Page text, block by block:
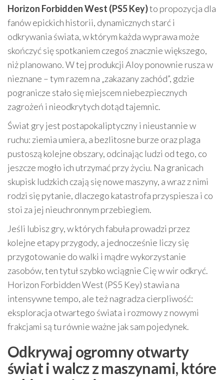
Horizon Forbidden West (PS5 Key)to propozycja dla
fanów epickich historii, dynamicznych starć i
odkrywania świata, w którym każda wyprawa może
skończyć się spotkaniem czegoś znacznie większego,
niż planowano. W tej produkcji Aloy ponownie rusza w
nieznane – tym razem na „zakazany zachód”, gdzie
pogranicze stało się miejscem niebezpiecznych
zagrożeń i nieodkrytych dotąd tajemnic.
Świat gry jest postapokaliptyczny i nieustannie w
ruchu: ziemia umiera, a bezlitosne burze oraz plaga
pustoszą kolejne obszary, odcinając ludzi od tego, co
jeszcze mogło ich utrzymać przy życiu. Na granicach
skupisk ludzkich czają się nowe maszyny, a wraz z nimi
rodzi się pytanie, dlaczego katastrofa przyspiesza i co
stoi za jej nieuchronnym przebiegiem.
Jeśli lubisz gry, w których fabuła prowadzi przez
kolejne etapy przygody, a jednocześnie liczy się
przygotowanie do walki i mądre wykorzystanie
zasobów, ten tytuł szybko wciągnie Cię w wir odkryć.
Horizon Forbidden West (PS5 Key) stawia na
intensywne tempo, ale też nagradza cierpliwość:
eksploracja otwartego świata i rozmowy z nowymi
frakcjami są tu równie ważne jak sam pojedynek.
Odkrywaj ogromny otwarty
świat i walcz z maszynami, które